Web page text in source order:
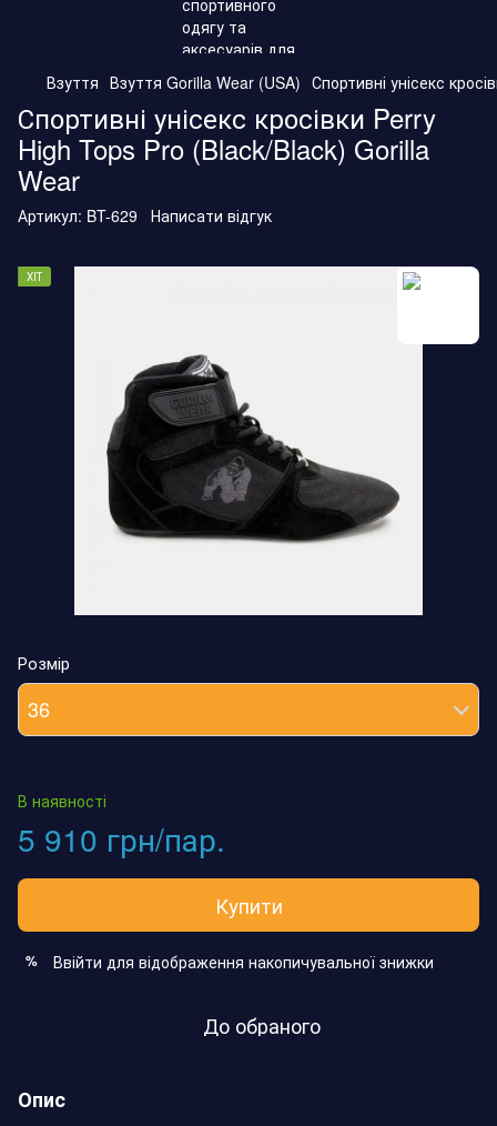
Взуття Взуття Gorilla Wear (USA) Спортивні унісекс
Спортивні унісекс кросівки Perry
High Tops Pro (Black/Black) Gorilla
Wear
Артикул: BT-629 Написати відгук
ХІТ
Розмір
36
В наявності
5 910 грн/пар.
Купити
% Ввійти для відображення накопичувальної знижки
До обраного
Опис